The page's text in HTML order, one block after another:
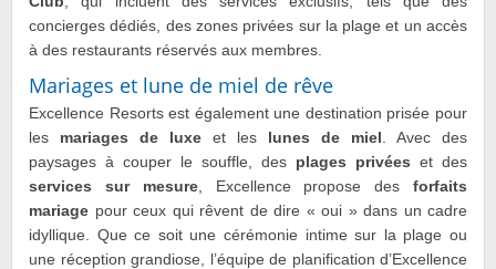
concierges dédiés, des zones privées sur la plage et un accès
à des restaurants réservés aux membres.
Mariages et lune de miel de rêve
Excellence Resorts est également une destination prisée pour
les mariages de luxe et les lunes de miel
. Avec des
paysages à couper le souffle, des plages privées et des
services sur mesure, Excellence propose desforfaits
mariage pour ceux qui rêvent de dire « oui » dans un cadre
idyllique. Que ce soit une cérémonie intime sur la plage ou
une réception grandiose, l’équipe de planification d’Excellence